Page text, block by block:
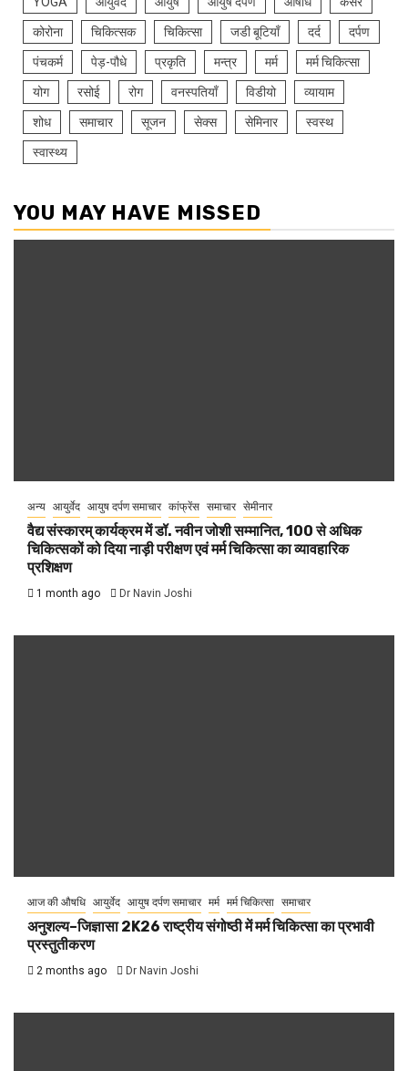
कोरोना चिकित्सक चिकित्सा जडी बूटियाँ दर्द दर्पण
पंचकर्म पेड़-पौधे प्रकृति मन्त्र मर्म मर्म चिकित्सा
योग रसोई रोग वनस्पतियाँ विडीयो व्यायाम
शोध समाचार सूजन सेक्स सेमिनार स्वस्थ
स्वास्थ्य
YOU MAY HAVE MISSED
अन्य आयुर्वेद आयुष दर्पण समाचार कांफ्रेंस समाचार सेमीनार
वैद्य संस्कारम् कार्यक्रम में डॉ. नवीन जोशी सम्मानित, 100 से अधिक
चिकित्सकों को दिया नाड़ी परीक्षण एवं मर्म चिकित्सा का व्यावहारिक
प्रशिक्षण
1 month ago Dr Navin Joshi
आज की औषधि आयुर्वेद आयुष दर्पण समाचार मर्म मर्म चिकित्सा समाचार
अनुशल्य–जिज्ञासा 2K26 राष्ट्रीय संगोष्ठी में मर्म चिकित्सा का प्रभावी
प्रस्तुतीकरण
2 months ago Dr Navin Joshi